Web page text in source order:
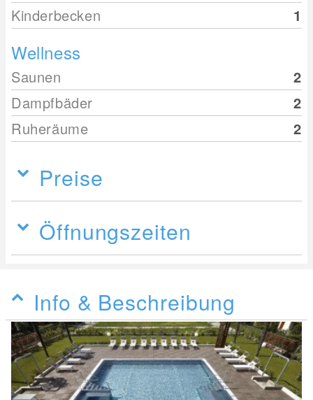
Kinderbecken
1
Wellness
Saunen
2
Dampfbäder
2
Ruheräume
2
Preise
Öffnungszeiten
Info & Beschreibung